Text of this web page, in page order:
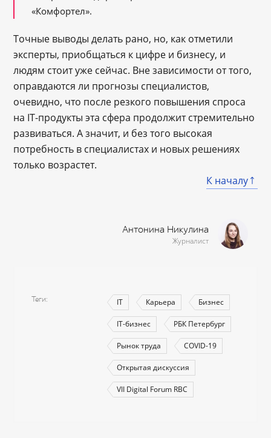
«Комфортел».
Точные выводы делать рано, но, как отметили
эксперты, приобщаться к цифре и бизнесу, и
людям стоит уже сейчас. Вне зависимости от того,
оправдаются ли прогнозы специалистов,
очевидно, что после резкого повышения спроса
на IT-продукты эта сфера продолжит стремительно
развиваться. А значит, и без того высокая
потребность в специалистах и новых решениях
только возрастет.
К началу
Антонина Никулина
Журналист
Теги IT Карьера Бизнес
IT-бизнес РБК Петербург
Рынок труда COVID-19
Открытая дискуссия
VII Digital Forum RBC